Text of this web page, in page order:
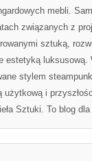
mebli.
związanych z
sztuką,
estetyką luksusową.
stylem
i
Sztuki. To blog